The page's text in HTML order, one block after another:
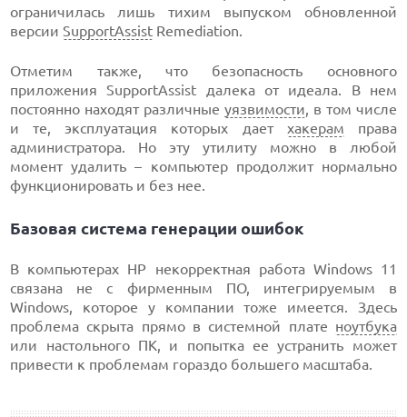
ограничилась лишь тихим выпуском обновленной
версииSupportAssist Remediation.
Отметим также, что безопасность основного
приложения SupportAssist далека от идеала. В нем
постоянно находят различные уязвимости, в том числе
и те, эксплуатация которых дает хакерам права
администратора. Но эту утилиту можно в любой
момент удалить – компьютер продолжит нормально
функционировать и без нее.
Базовая система генерации ошибок
В компьютерах HP некорректная работа Windows 11
связана не с фирменным ПО, интегрируемым в
Windows, которое у компании тоже имеется. Здесь
проблема скрыта прямо в системной плате ноутбука
или настольного ПК, и попытка ее устранить может
привести к проблемам гораздо большего масштаба.